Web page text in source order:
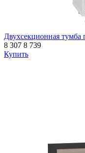
Двухсекционная тумба
8 307 8 739
Купить